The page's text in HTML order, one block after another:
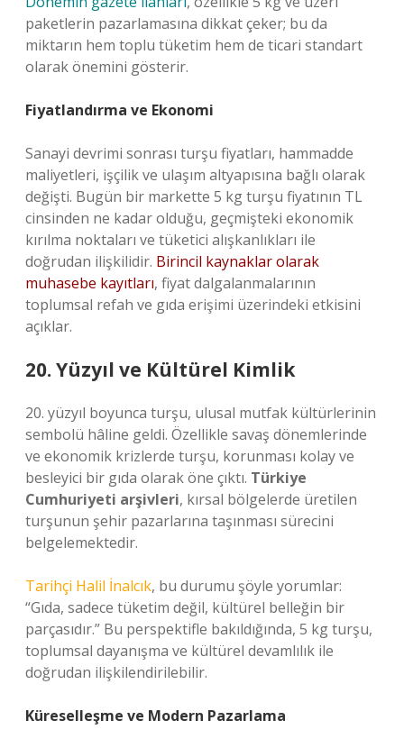
paketlerin pazarlamasına dikkat çeker; bu da
miktarın hem toplu tüketim hem de ticari standart
olarak önemini gösterir.
Fiyatlandırma ve Ekonomi
Sanayi devrimi sonrası turşu fiyatları, hammadde
maliyetleri, işçilik ve ulaşım altyapısına bağlı olarak
değişti. Bugün bir markette 5 kg turşu fiyatının TL
cinsinden ne kadar olduğu, geçmişteki ekonomik
kırılma noktaları ve tüketici alışkanlıkları ile
doğrudan ilişkilidir. Birincil kaynaklar olarak
muhasebe kayıtları, fiyat dalgalanmalarının
toplumsal refah ve gıda erişimi üzerindeki etkisini
açıklar.
20. Yüzyıl ve Kültürel Kimlik
20. yüzyıl boyunca turşu, ulusal mutfak kültürlerinin
sembolü hâline geldi. Özellikle savaş dönemlerinde
ve ekonomik krizlerde turşu, korunması kolay ve
besleyici bir gıda olarak öne çıktı. Türkiye
Cumhuriyeti arşivleri, kırsal bölgelerde üretilen
turşunun şehir pazarlarına taşınması sürecini
belgelemektedir.
Tarihçi Halil İnalcık, bu durumu şöyle yorumlar:
“Gıda, sadece tüketim değil, kültürel belleğin bir
parçasıdır.” Bu perspektifle bakıldığında, 5 kg turşu,
toplumsal dayanışma ve kültürel devamlılık ile
doğrudan ilişkilendirilebilir.
Küreselleşme ve Modern Pazarlama